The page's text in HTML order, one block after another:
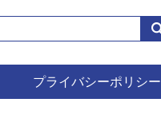
プライバシーポリシー